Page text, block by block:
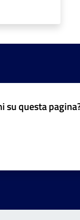
su questa